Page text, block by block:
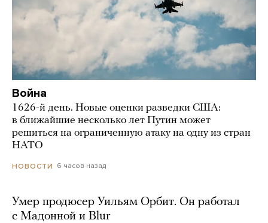
Война
1626-й день. Новые оценки разведки США:
в ближайшие несколько лет Путин может
решиться на ограниченную атаку на одну из стран
НАТО
НОВОСТИ 6 часов назад
Умер продюсер Уильям Орбит. Он работал
с Мадонной и Blur